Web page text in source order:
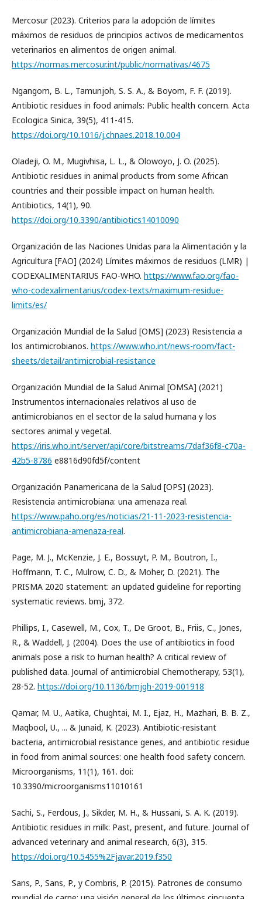
Mercosur (2023). Criterios para la adopción de límites
máximos de residuos de principios activos de medicamentos
veterinarios en alimentos de origen animal.
https://normas.mercosur.int/public/normativas/4675
Ngangom, B. L., Tamunjoh, S. S. A., & Boyom, F. F. (2019).
Antibiotic residues in food animals: Public health concern. Acta
Ecologica Sinica, 39(5), 411-415.
https://doi.org/10.1016/j.chnaes.2018.10.004
Oladeji, O. M., Mugivhisa, L. L., & Olowoyo, J. O. (2025).
Antibiotic residues in animal products from some African
countries and their possible impact on human health.
Antibiotics, 14(1), 90.
https://doi.org/10.3390/antibiotics14010090
Organización de las Naciones Unidas para la Alimentación y la
Agricultura [FAO] (2024) Límites máximos de residuos (LMR) |
CODEXALIMENTARIUS FAO-WHO. https://www.fao.org/fao-
who-codexalimentarius/codex-texts/maximum-residue-
limits/es/
Organización Mundial de la Salud [OMS] (2023) Resistencia a
los antimicrobianos. https://www.who.int/news-room/fact-
sheets/detail/antimicrobial-resistance
Organización Mundial de la Salud Animal [OMSA] (2021)
Instrumentos internacionales relativos al uso de
antimicrobianos en el sector de la salud humana y los
sectores animal y vegetal.
https://iris.who.int/server/api/core/bitstreams/7daf36f8-c70a-
42b5-8786 e8816d90fd5f/content
Organización Panamericana de la Salud [OPS] (2023).
Resistencia antimicrobiana: una amenaza real.
https://www.paho.org/es/noticias/21-11-2023-resistencia-
antimicrobiana-amenaza-real.
Page, M. J., McKenzie, J. E., Bossuyt, P. M., Boutron, I.,
Hoffmann, T. C., Mulrow, C. D., & Moher, D. (2021). The
PRISMA 2020 statement: an updated guideline for reporting
systematic reviews. bmj, 372.
Phillips, I., Casewell, M., Cox, T., De Groot, B., Friis, C., Jones,
R., & Waddell, J. (2004). Does the use of antibiotics in food
animals pose a risk to human health? A critical review of
published data. Journal of antimicrobial Chemotherapy, 53(1),
28-52. https://doi.org/10.1136/bmjgh-2019-001918
Qamar, M. U., Aatika, Chughtai, M. I., Ejaz, H., Mazhari, B. B. Z.,
Maqbool, U., ... & Junaid, K. (2023). Antibiotic-resistant
bacteria, antimicrobial resistance genes, and antibiotic residue
in food from animal sources: one health food safety concern.
Microorganisms, 11(1), 161. doi:
10.3390/microorganisms11010161
Sachi, S., Ferdous, J., Sikder, M. H., & Hussani, S. A. K. (2019).
Antibiotic residues in milk: Past, present, and future. Journal of
advanced veterinary and animal research, 6(3), 315.
https://doi.org/10.5455%2Fjavar.2019.f350
Sans, P., Sans, P., y Combris, P. (2015). Patrones de consumo